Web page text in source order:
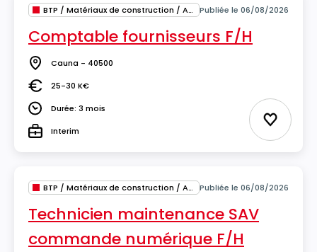
BTP / Matériaux de construction / Architecture Publiée le 06/08/2026
Comptable fournisseurs F/H
Lieu Cauna - 40500
Salaire25-30 K€
DuréeDurée: 3 mois
TypeInterim Ajouter
BTP / Matériaux de construction / Architecture Publiée le 06/08/2026
Technicien maintenance SAV
commande numérique F/H